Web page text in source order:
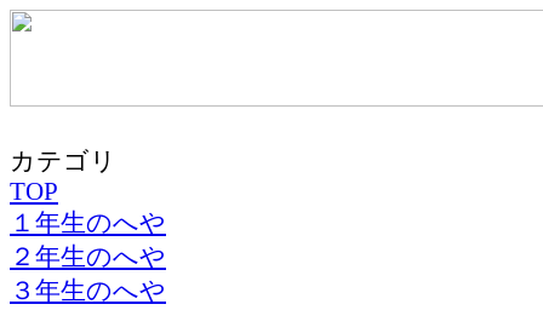
カテゴリ
TOP
１年生のへや
２年生のへや
３年生のへや